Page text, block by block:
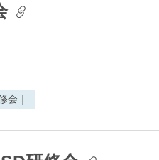
会｜